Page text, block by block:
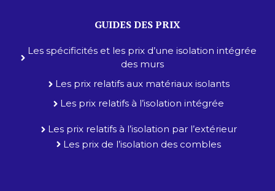
GUIDES DES PRIX
Les spécificités et les prix d’une isolation intégrée
des murs
Les prix relatifs aux matériaux isolants
Les prix relatifs à l’isolation intégrée
Les prix relatifs à l’isolation par l’extérieur
Les prix de l’isolation des combles